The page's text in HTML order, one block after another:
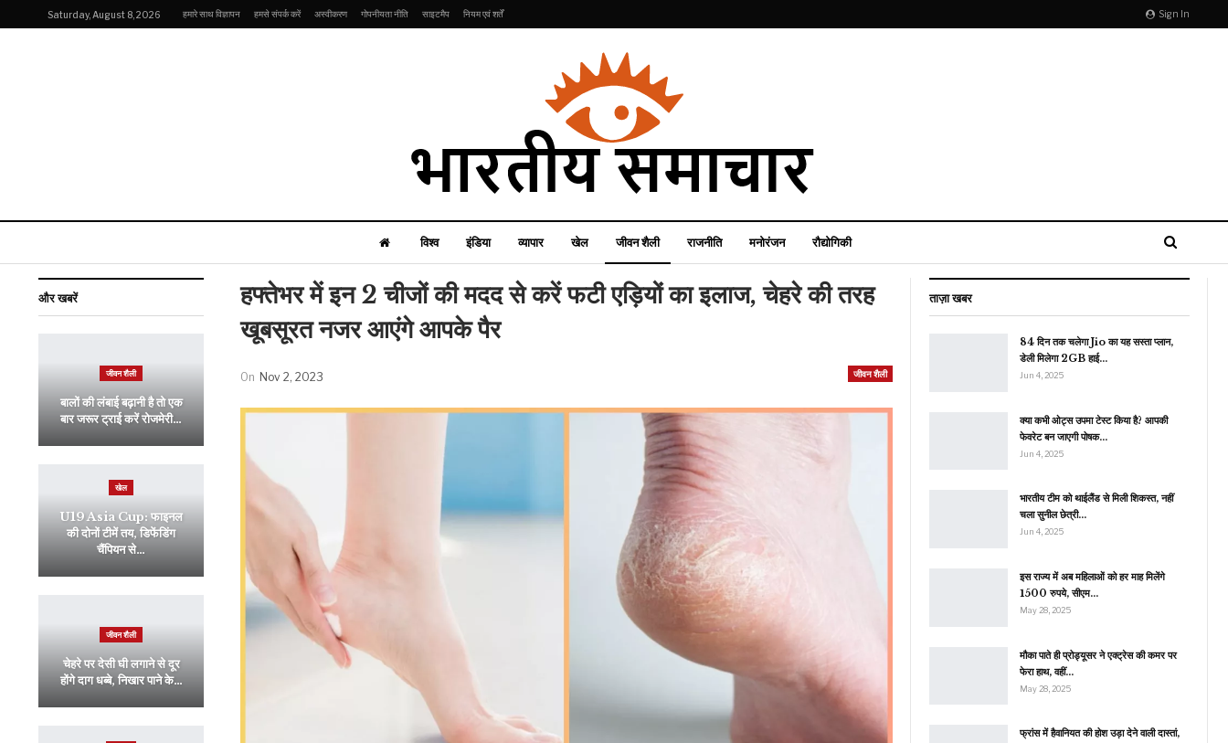
Sign In
Saturday, August 8, 2026 हमारे साथ विज्ञापन हमसे संपर्क करें अस्वीकरण गोपनीयता नीति साइटमैप नियम एवं शर्तें
विश्व इंडिया व्यापार खेल जीवन शैली राजनीति मनोरंजन रौद्योगिकी
हफ्तेभर में इन 2 चीजों की मदद से करें फटी एड़ियों का इलाज, चेहरे की तरह
खूबसूरत नजर आएंगे आपके पैर
जीवन शैली
On Nov 2, 2023
ताज़ा खबर
84 दिन तक चलेगा Jio का यह सस्ता प्लान,
डेली मिलेगा 2GB हाई…
Jun 4, 2025
क्या कभी ओट्स उपमा टेस्ट किया है? आपकी
फेवरेट बन जाएगी पोषक…
Jun 4, 2025
भारतीय टीम को थाईलैंड से मिली शिकस्त, नहीं
चला सुनील छेत्री…
Jun 4, 2025
इस राज्य में अब महिलाओं को हर माह मिलेंगे
1500 रुपये, सीएम…
May 28, 2025
मौका पाते ही प्रोड्यूसर ने एक्ट्रेस की कमर पर
फेरा हाथ, वहीं…
May 28, 2025
फ्रांस में हैवानियत की होश उड़ा देने वाली दास्तां,
और खबरें
जीवन शैली
बालों की लंबाई बढ़ानी है तो एक
बार जरूर ट्राई करें रोजमेरी…
खेल
U19 Asia Cup: फाइनल
की दोनों टीमें तय, डिफेंडिंग
चैंपियन से…
जीवन शैली
चेहरे पर देसी घी लगाने से दूर
होंगे दाग धब्बे, निखार पाने के…